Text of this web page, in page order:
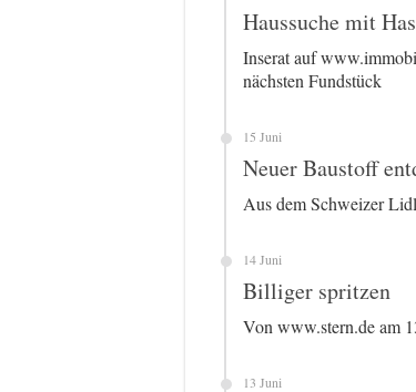
Haussuche mit
Inserat auf
nächsten Fundstück
15 Juni
Neuer Baustoff
Aus dem Schweizer
14 Juni
Billiger spritzen
Von www.stern.de am
13 Juni